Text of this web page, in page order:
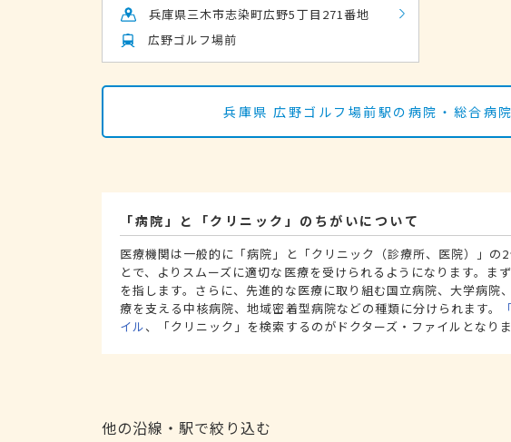
兵庫県三木市志染町広野5丁目271番地
広野ゴルフ場前
兵庫県 広野ゴルフ場前駅の病院・総合病
「病院」と「クリニック」のちがいについて
医療機関は一般的に「病院」と「クリニック（診療所、医院）」の
とで、よりスムーズに適切な医療を受けられるようになります。ま
を指します。さらに、先進的な医療に取り組む国立病院、大学病院
療を支える中核病院、地域密着型病院などの種類に分けられます。
イル、「クリニック」を検索するのがドクターズ・ファイルとなりま
他の沿線・駅で絞り込む